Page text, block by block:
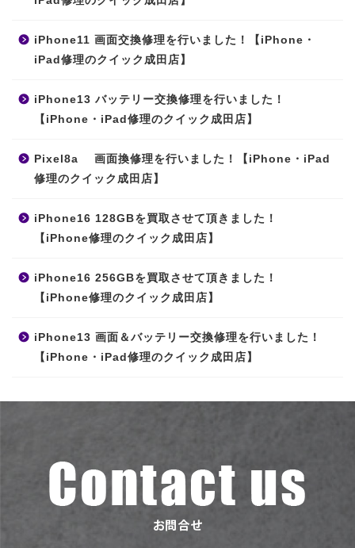
iPhone11 画面交換修理を行いました！【iPhone・
iPad修理のクイック成田店】
iPhone13 バッテリー交換修理を行いました！
【iPhone・iPad修理のクイック成田店】
Pixel8a 画面換修理を行いました！【iPhone・iPad
修理のクイック成田店】
iPhone16 128GBを買取させて頂きました！
【iPhone修理のクイック成田店】
iPhone16 256GBを買取させて頂きました！
【iPhone修理のクイック成田店】
iPhone13 画面＆バッテリー交換修理を行いました！
【iPhone・iPad修理のクイック成田店】